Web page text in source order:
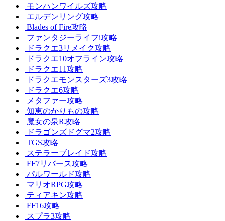
モンハンワイルズ攻略
エルデンリング攻略
Blades of Fire攻略
ファンタジーライフi攻略
ドラクエ3リメイク攻略
ドラクエ10オフライン攻略
ドラクエ11攻略
ドラクエモンスターズ3攻略
ドラクエ6攻略
メタファー攻略
知恵のかりもの攻略
魔女の泉R攻略
ドラゴンズドグマ2攻略
TGS攻略
ステラーブレイド攻略
FF7リバース攻略
パルワールド攻略
マリオRPG攻略
ティアキン攻略
FF16攻略
スプラ3攻略